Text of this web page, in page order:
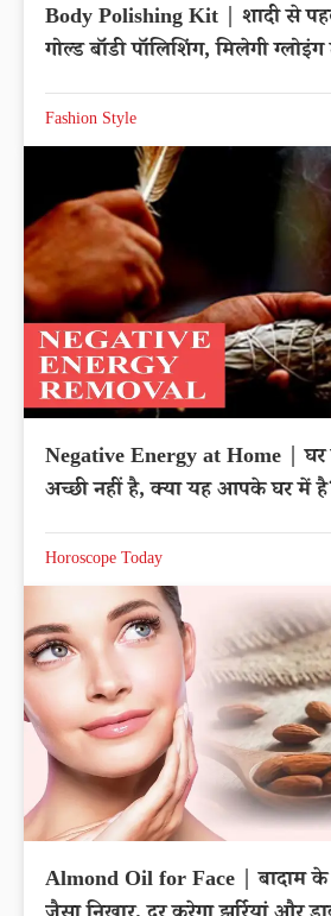
Body Polishing Kit | शादी से
गोल्ड बॉडी पॉलिशिंग, मिलेगी ग्लोइंग
Fashion Style
Negative Energy at Home | घर
अच्छी नहीं है, क्या यह आपके घर में
Horoscope Today
Almond Oil for Face | बादाम के